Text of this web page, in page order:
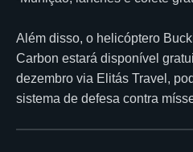
Além disso, o helicóptero
Carbon estará disponível
dezembro via Elitás Travel,
sistema de defesa contra